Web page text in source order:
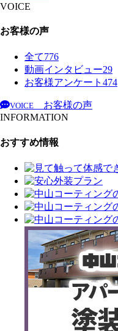
VOICE
お客様の声
全て776
動画インタビュー29
お客様アンケート 474
VOICE
お客様の声
INFORMATION
おすすめ情報